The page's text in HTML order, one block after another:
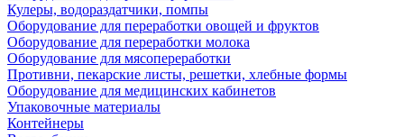
Кулеры, водораздатчики, помпы
Оборудование для переработки овощей и фруктов
Оборудование для переработки молока
Оборудование для мясопереработки
Противни, пекарские листы, решетки, хлебные формы
Оборудование для медицинских кабинетов
Упаковочные материалы
Контейнеры